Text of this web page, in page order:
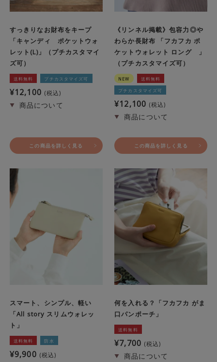
すっきりなお財布をキープ
「キャンディ ポケットウォ
レット(L)」（プチカスタマイ
ズ可）
送料無料 プチカスタマイズ可
¥12,100 税込
この商品を詳しく見る
《リンネル掲載》包容力◎や
わらか長財布 「フカフカ ポ
ケットウォレット ロング 」
（プチカスタマイズ可）
NEW
送料無料
プチカスタマイズ可
¥12,100 税込
この商品を詳しく見る
スマート、シンプル、軽い
「All story スリムウォレッ
ト」
送料無料 防水
¥9,900 税込
何を入れる？「フカフカ がま
口パンポーチ」
送料無料
¥7,700 税込